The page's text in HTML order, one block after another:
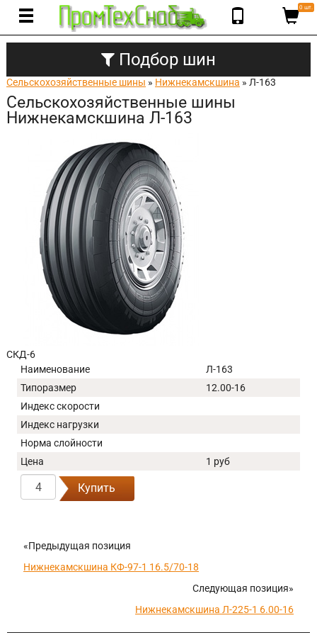
0 шт.
Подбор шин
Сельскохозяйственные шины » Нижнекамскшина » Л-163
Сельскохозяйственные шины
Нижнекамскшина Л-163
СКД-6
Наименование
Л-163
Типоразмер
12.00-16
Индекс скорости
Индекс нагрузки
Норма слойности
Цена
1 руб
Купить
«Предыдущая позиция
Нижнекамскшина КФ-97-1 16.5/70-18
Следующая позиция»
Нижнекамскшина Л-225-1 6.00-16